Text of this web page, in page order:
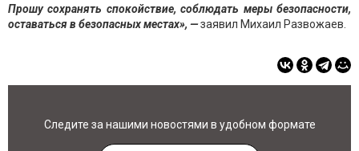
Прошу сохранять спокойствие, соблюдать меры безопасности,
оставаться в безопасных местах», —заявил Михаил Развожаев.
Следите за нашими новостями в удобном формате